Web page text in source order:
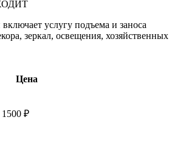
услугу подъема и заноса
зеркал, освещения, хозяйственных
Цена
1500 ₽